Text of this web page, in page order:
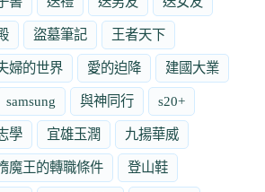
盜墓筆記 王者天下
婦的世界 愛的迫降 建國大業
samsung 與神同行 s20+
學 宜雄玉潤 九揚華威
魔王的轉職條件 登山鞋